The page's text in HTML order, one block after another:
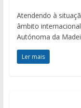
Atendendo à
âmbito
Autónoma da
Ler mais